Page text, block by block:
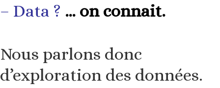
– Data ? … on connait.
Nous parlons donc
d’exploration des données.